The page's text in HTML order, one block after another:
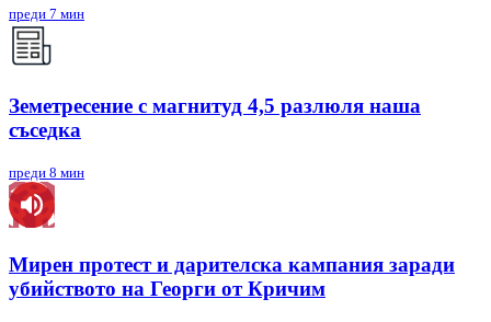
преди 7 мин
Земетресение с магнитуд 4,5 разлюля наша
съседка
преди 8 мин
Мирен протест и дарителска кампания заради
убийството на Георги от Кричим